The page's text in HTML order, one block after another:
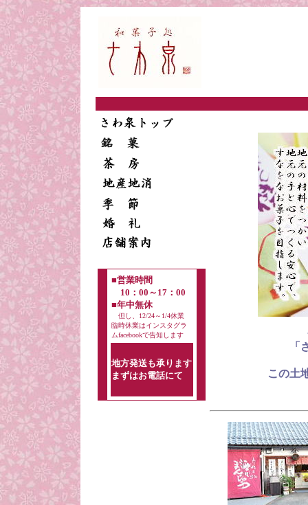
■営業時間
10：00～17：00
■年中無休
但し、12/24～1/4休業
臨時休業はインスタグラ
ムfacebookで告知します
地方発送も承ります
まずはお電話にて
「
この土